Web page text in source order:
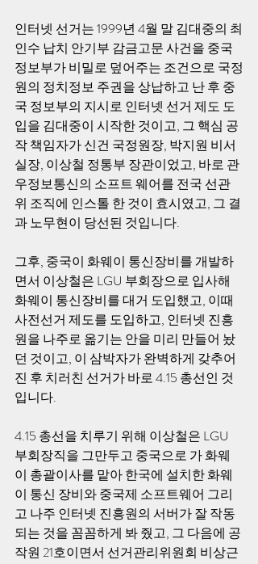
인터넷 선거는 1999년 4월 말 김대중의 최
인수 납치 안기부 감금고문 사건을 중국
정보부가 비밀로 덮어주는 조건으로 국정
원의 정치정보 주권을 상납하고 난 후 중
국 정보부의 지시로 인터넷 선거 제도 도
입을 김대중이 시작한 것이고, 그 핵심 공
작 책임자가 신건 국정원장, 박지원 비서
실장, 이상철 정통부 장관이었고, 바로 관
우정보통신의 소프트 웨어를 전국 선관
위 조직에 인스톨 한 것이 효시였고, 그 결
과 노무현이 당선된 것입니다.
그후, 중국이 화웨이 통신장비를 개발하
면서 이상철은 LGU 부회장으로 입사해
화웨이 통신장비를 대거 도입했고, 이때
사전선거 제도를 도입하고, 인터넷 진흥
원을 나주로 옮기는 안을 미리 만들어 놨
던 것이고, 이 삼박자가 완벽하게 갖추어
진 후 치러친 선거가 바로 4.15 총선인 것
입니다.
4.15 총선을 치루기 위해 이상철은 LGU
부회장직을 그만두고 중국으로 가 화웨
이 총괄이사를 맡아 한국에 설치한 화웨
이 통신 장비와 중국제 소프트웨어 그리
고 나주 인터넷 진흥원의 서버가 잘 작동
되는 것을 꼼꼼하게 봐 줬고, 그 다음에 공
작원 21호이면서 선거관리위원회 비상근